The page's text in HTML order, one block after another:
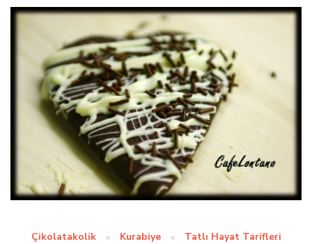
Çikolatakolik Kurabiye Tatlı Hayat Tarifleri